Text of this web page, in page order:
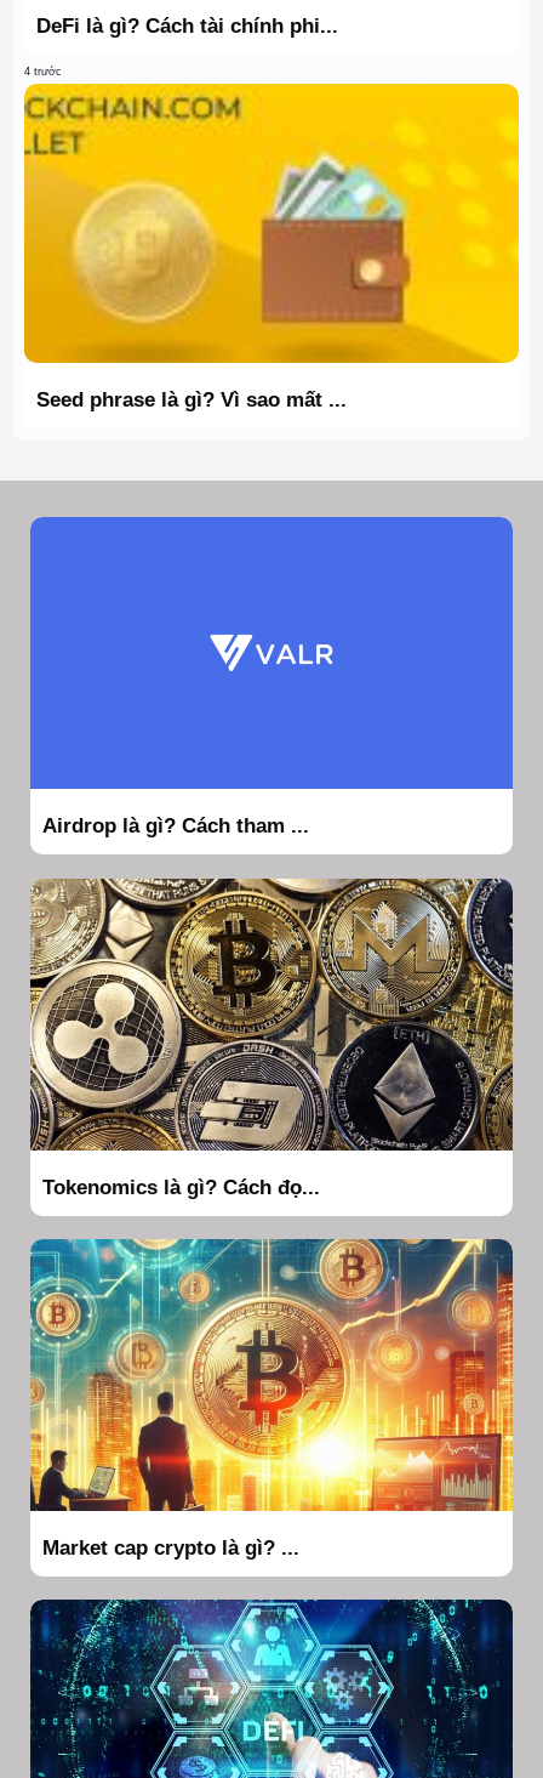
DeFi là gì? Cách tài chính phi...
4 trước
Seed phrase là gì? Vì sao mất ...
Airdrop là gì? Cách tham ...
Tokenomics là gì? Cách đọ...
Market cap crypto là gì? ...